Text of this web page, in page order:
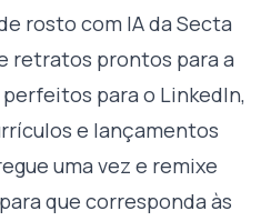
rosto com IA da Secta
retratos prontos para a
para o LinkedIn,
e lançamentos
uma vez e remixe
que corresponda às